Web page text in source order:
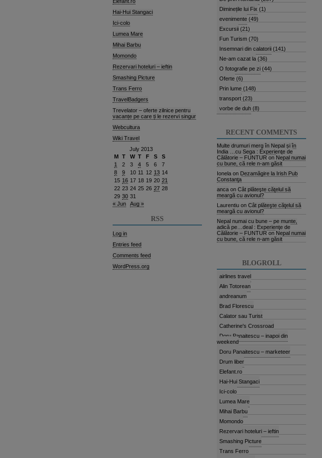
Hai-Hui Stangaci
Ici-colo
Lumea Mare
Mihai Barbu
Momondo
Rezervari hoteluri – ieftin
Smashing Picture
Trans Ferro
TravelBadgers
Trevelator – oferte zilnice pentru
vacanțe pe care ți le rezervi singur
Webcultura
Wiki Travel
July 2013
M T W T F S
S
1
2 3 4 5 6
7
8
9 10 11 12 13 14
15 16 17 18 19 20 21
22 23 24 25 26 27 28
29 30 31
« Jun
Aug »
RSS
Log in
Entries feed
Comments feed
WordPress.org
Diminețile lui Fix (1)
evenimente (49)
Excursii (21)
Fun Turism (70)
Insemnari din calatorii (141)
Ne-am cazat la (36)
O fotografie pe zi (44)
Oferte (6)
Prin lume (148)
transport (23)
vorbe de duh (8)
RECENT COMMENTS
Multe drumuri merg în Nepal și în
India …cu Sega : Experienţe de
Călătorie – FUNTUR on Nepal numai
cu bune, că rele n-am găsit
Ionela on Dezamăgire la Irish Pub
Constanţa
anca on Cât plăteşte căţelul să
meargă cu avionul?
Laurentiu on Cât plăteşte căţelul să
meargă cu avionul?
Nepal numai cu bune – pe munte,
adică pe…deal : Experienţe de
Călătorie – FUNTUR on Nepal numai
cu bune, că rele n-am găsit
BLOGROLL
airlines travel
Alin Totorean
andreanum
Brad Florescu
Calator sau Turist
Catherine's Crossroad
Doru Panaitescu – inapoi din
weekend
Doru Panaitescu – marketeer
Drum liber
Elefant.ro
Hai-Hui Stangaci
Ici-colo
Lumea Mare
Mihai Barbu
Momondo
Rezervari hoteluri – ieftin
Smashing Picture
Trans Ferro